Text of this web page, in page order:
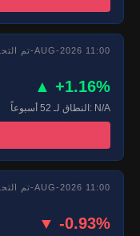
تم التحديث: 07-AUG-2026 11:00
▲ +1.16%
النطاق لـ 52 أسبوعاً: N/A
تم التحديث: 07-AUG-2026 11:00
▼ -0.93%